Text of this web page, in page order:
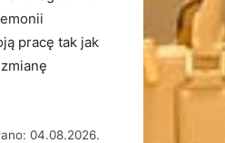
pracę tak jak
04.08.2026.